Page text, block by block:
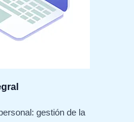
gestión de la